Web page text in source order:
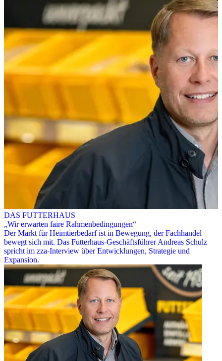
DAS FUTTERHAUS
„Wir erwarten faire Rahmenbedingungen“
Der Markt für Heimtierbedarf ist in Bewegung, der Fachhandel
bewegt sich mit. Das Futterhaus-Geschäftsführer Andreas Schulz
spricht im zza-Interview über Entwicklungen, Strategie und
Expansion.